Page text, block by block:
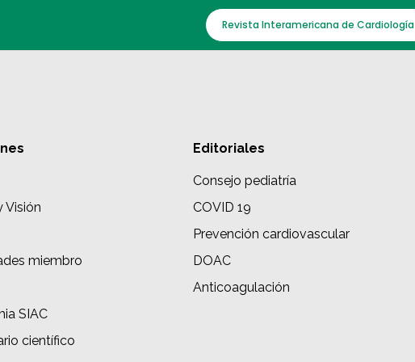
Revista Interamericana de Cardiología
Visión
miembro
SIAC
científico
Editoriales
Consejo pediatría
COVID 19
Prevención cardiovascular
DOAC
Anticoagulación